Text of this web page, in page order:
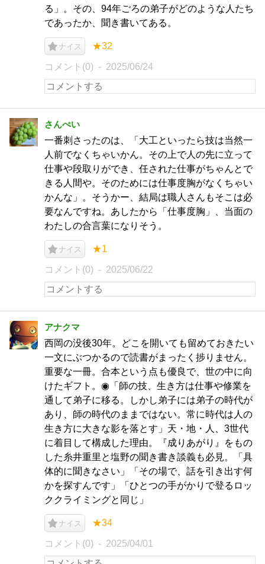
る」。その、94年ごろの弟子がどのような人たち
であったか、聞き書いてある。
ナイス ★32
コメント(0) 2025/06/24
さんぺい
一番刺さったのは、「大工といったら技は当然一
人前でなくちゃいかん。その上で人の先に立って
仕事や段取りができ、任された仕事がちゃんとで
きる人間や。そのためには仕事度胸がなくちゃい
かんな」。そうかー、結局は職人さんもそこは必
要なんですね。あしたから「仕事度胸」、当面の
わたしの合言葉になりそう。
ナイス ★1
コメント(0) 2025/06/22
アナクマ
西岡の没後30年。どこを開いても留めておきたい
一文にぶつかるので読書がまったく捗りません。
重要な一冊。合本という点も優良で、世の中に向
けたギフト。◉「師の技、生き方は仕事や修業を
通して弟子に移る。しかし弟子には弟子の時代が
あり、師の時代のままではない。常に時代は人の
生き方に大きな影を落とす」天・地・人、3世代
に着目して構成した理由。『成りあがり』をもの
した糸井重里と塩野の聞き書き談義も必見。「具
体的に聞きなさい」「その場で、話を引き出す何
かを探すんです」「ひとつの手がかりで登るロッ
ククライミングと同じ」
ナイス ★34
コメント(0) 2025/04/01